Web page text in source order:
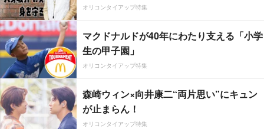
オリコンタイアップ特集
マクドナルドが40年にわたり支える「小学
生の甲子園」
オリコンタイアップ特集
森崎ウィン×向井康二“両片思い”にキュン
が止まらん！
オリコンタイアップ特集